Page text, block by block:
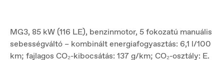
MG3, 85 kW (116 LE), benzinmotor, 5 fokozatú manuális
sebességváltó – kombinált energiafogyasztás: 6,1 l/100
km; fajlagos CO₂-kibocsátás: 137 g/km; CO₂-osztály: E.